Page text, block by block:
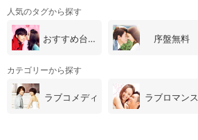
人気のタグから探す
おすすめ台湾・中国ドラマ 序盤無料
カテゴリーから探す
ラブコメディ ラブロマンス